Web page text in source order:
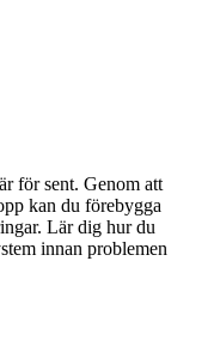
för sent. Genom att
kan du förebygga
Lär dig hur du
innan problemen